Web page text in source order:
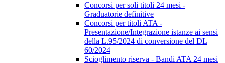
Concorsi per soli titoli 24 mesi -
Graduatorie definitive
Concorsi per titoli ATA -
Presentazione/Integrazione istanze ai sensi
della L.95/2024 di conversione del DL
60/2024
Scioglimento riserva - Bandi ATA 24 mesi